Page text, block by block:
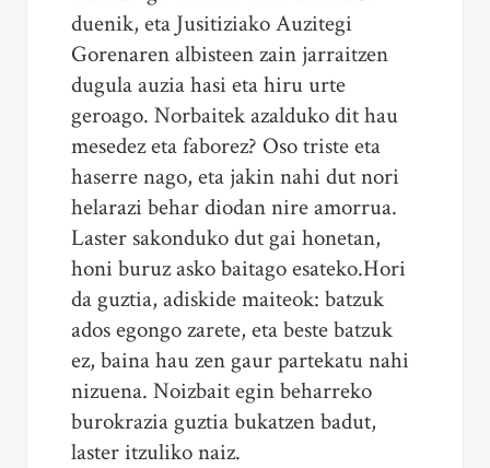
duenik, eta Jusitiziako Auzitegi
Gorenaren albisteen zain jarraitzen
dugula auzia hasi eta hiru urte
geroago. Norbaitek azalduko dit hau
mesedez eta faborez? Oso triste eta
haserre nago, eta jakin nahi dut nori
helarazi behar diodan nire amorrua.
Laster sakonduko dut gai honetan,
honi buruz asko baitago esateko.Hori
da guztia, adiskide maiteok: batzuk
ados egongo zarete, eta beste batzuk
ez, baina hau zen gaur partekatu nahi
nizuena. Noizbait egin beharreko
burokrazia guztia bukatzen badut,
laster itzuliko naiz.